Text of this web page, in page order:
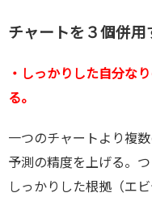
チャートを３個併用
・しっかりした自分な
る。
一つのチャートより複
予測の精度を上げる。つ
しっかりした根拠（エ